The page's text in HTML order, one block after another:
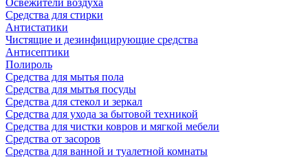
Освежители воздуха
Средства для стирки
Антистатики
Чистящие и дезинфицирующие средства
Антисептики
Полироль
Средства для мытья пола
Средства для мытья посуды
Средства для стекол и зеркал
Средства для ухода за бытовой техникой
Средства для чистки ковров и мягкой мебели
Средства от засоров
Средства для ванной и туалетной комнаты